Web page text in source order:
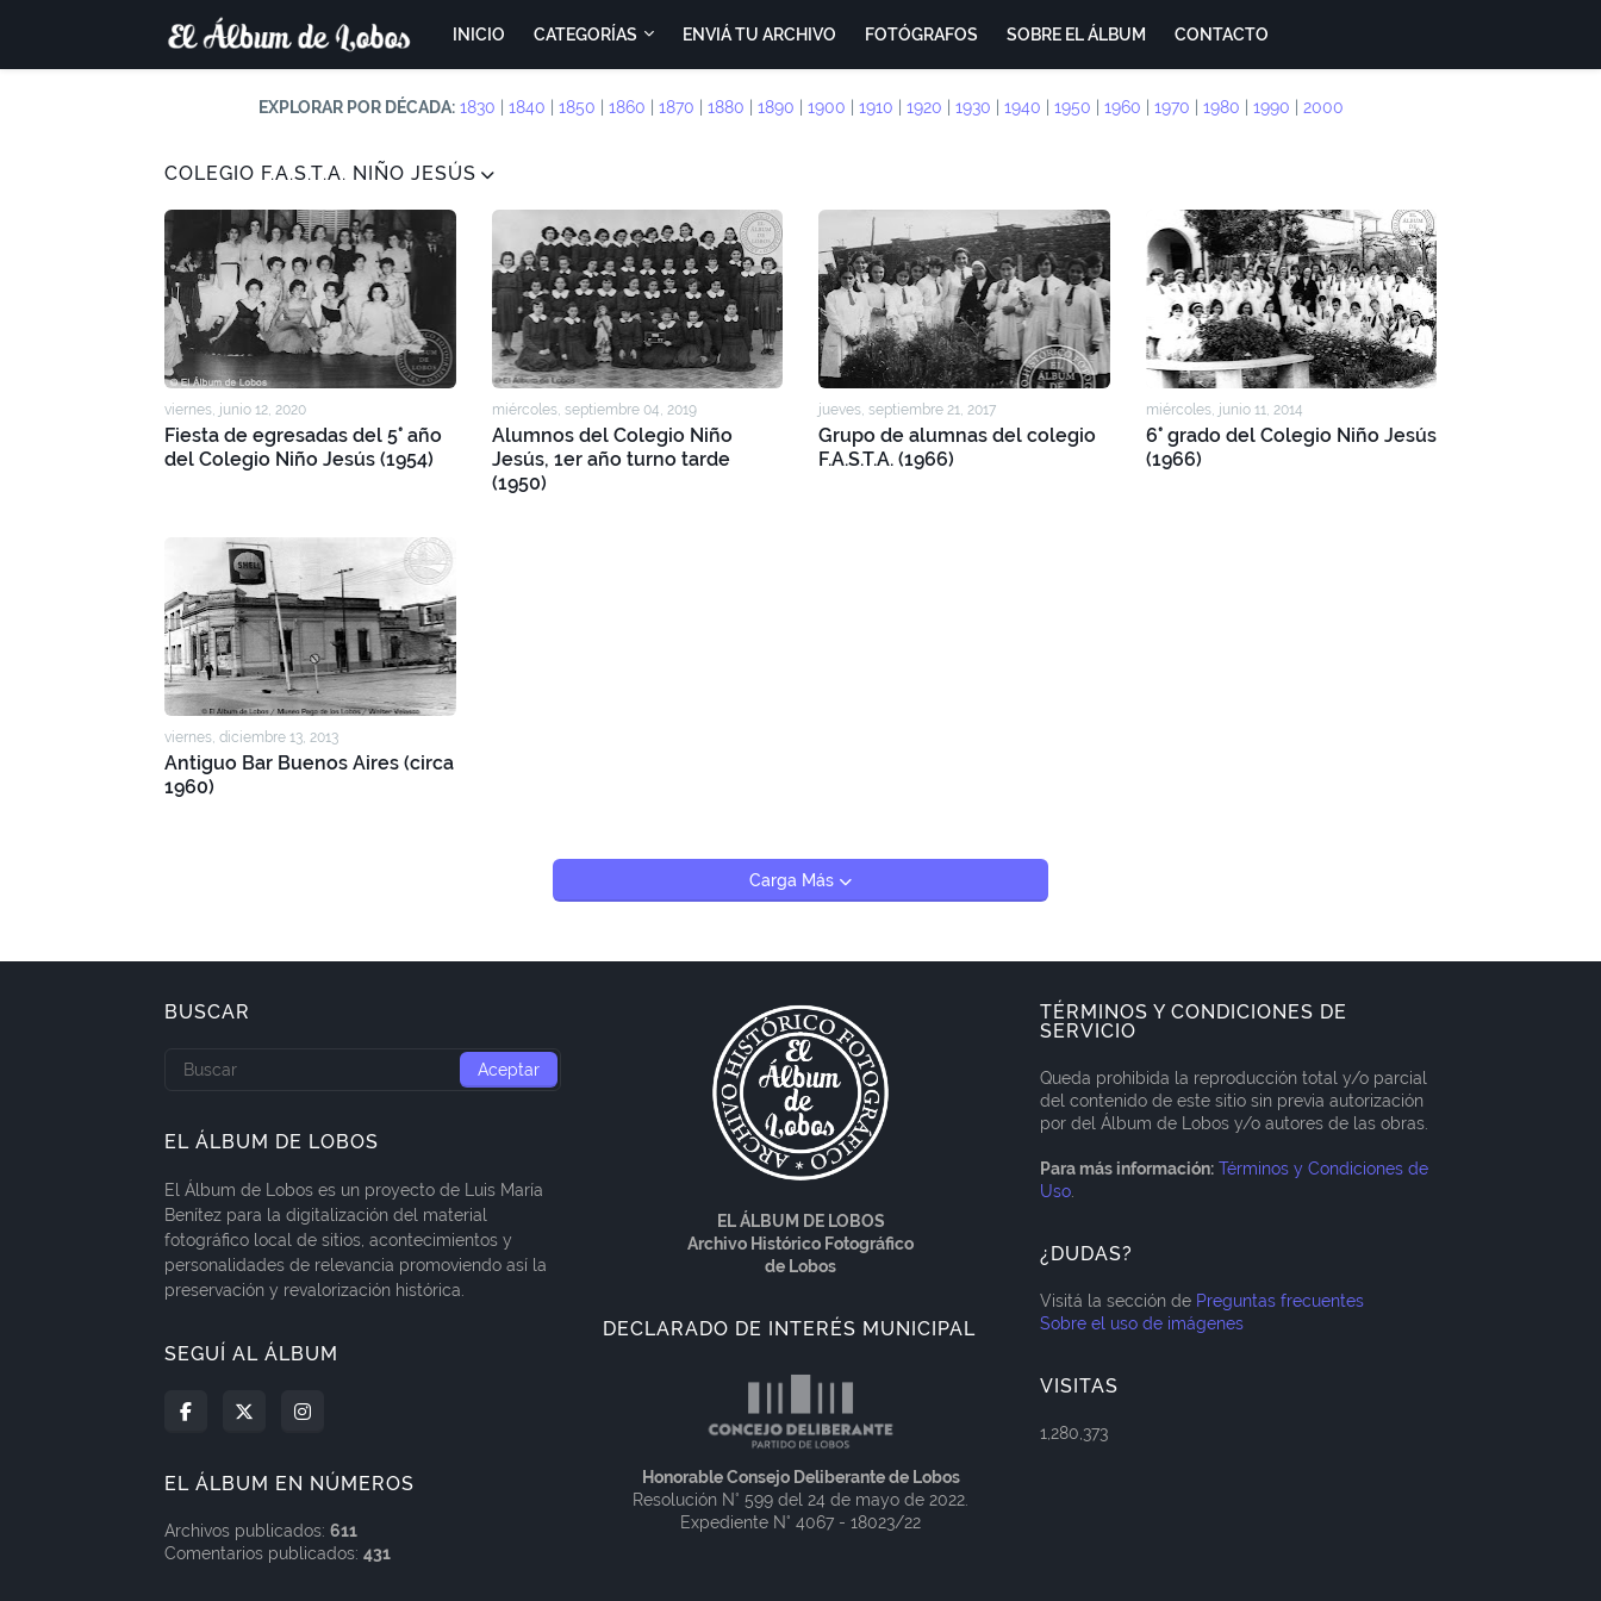
INICIO CATEGORÍAS ENVIÁ TU ARCHIVO FOTÓGRAFOS SOBRE EL ÁLBUM CONTACTO
EXPLORAR POR DÉCADA: 1830 1840 1850 1860 1870 1880 1890 1900 1910 1920 1930 1940 1950 1960 1970 1980 1990 2000
COLEGIO F.A.S.T.A. NIÑO JESÚS
viernes, junio 12, 2020
Fiesta de egresadas del 5° año
del Colegio Niño Jesús (1954)
miércoles, septiembre 04, 2019
Alumnos del Colegio Niño
Jesús, 1er año turno tarde
(1950)
jueves, septiembre 21, 2017
Grupo de alumnas del colegio
F.A.S.T.A. (1966)
miércoles, junio 11, 2014
6° grado del Colegio Niño Jesús
(1966)
viernes, diciembre 13, 2013
Antiguo Bar Buenos Aires (circa
1960)
Carga Más
BUSCAR
EL ÁLBUM DE LOBOS
El Álbum de Lobos es un proyecto de Luis María
Benítez para la digitalización del material
fotográfico local de sitios, acontecimientos y
personalidades de relevancia promoviendo así la
preservación y revalorización histórica.
SEGUÍ AL ÁLBUM
EL ÁLBUM EN NÚMEROS
Archivos publicados: 611
Comentarios publicados: 431
EL ÁLBUM DE LOBOS
Archivo Histórico Fotográfico
de Lobos
DECLARADO DE INTERÉS MUNICIPAL
Honorable Consejo Deliberante de Lobos
Resolución N° 599 del 24 de mayo de 2022.
Expediente N° 4067 - 18023/22
TÉRMINOS Y CONDICIONES DE
SERVICIO
Queda prohibida la reproducción total y/o parcial
del contenido de este sitio sin previa autorización
por del Álbum de Lobos y/o autores de las obras.
Para más información: Términos y Condiciones de
Uso
¿DUDAS?
Visitá la sección de Preguntas frecuentes
Sobre el uso de imágenes
VISITAS
1,280,373